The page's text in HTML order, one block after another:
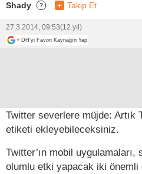
Shady ? + Takip Et
27.3.2014, 09:53(12 yıl)
+ DH'yi Favori Kaynağın Yap
Twitter severlere müjde: Artık
etiketi ekleyebileceksiniz.
Twitter’ın mobil uygulamaları,
olumlu etki yapacak iki